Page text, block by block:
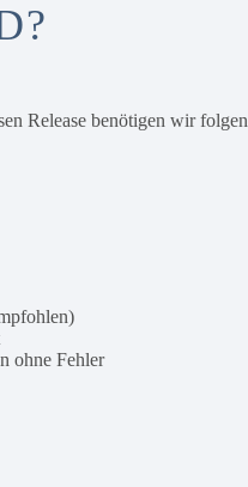
Release benötigen wir
ohne Fehler